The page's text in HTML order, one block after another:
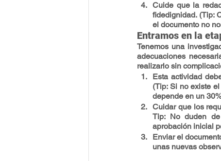
Cuide que la
fidedignidad. (Tip:
el documento no
Entramos en la
Tenemos una
adecuaciones
realizarlo sin
Esta actividad
(Tip: Si no existe
depende en un
Cuidar que los
Tip: No duden
aprobación inicial
Enviar el
unas nuevas